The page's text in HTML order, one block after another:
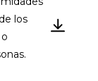
los